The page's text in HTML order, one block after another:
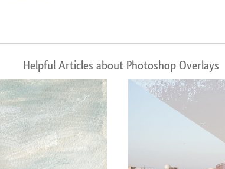
Helpful Articles about Photoshop Overlays